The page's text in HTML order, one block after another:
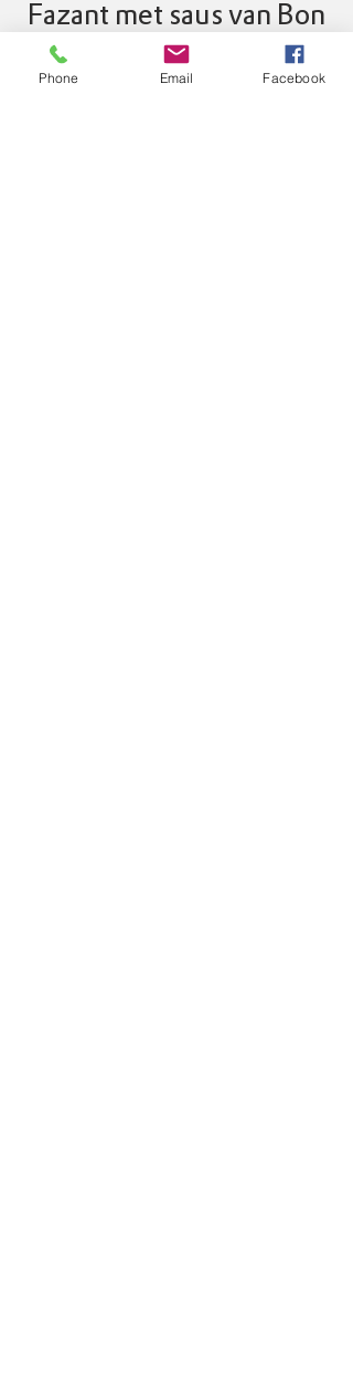
Fazant met saus van Bon
Homme, witlooftaart
en aardappelpuree
Phone Email Facebook